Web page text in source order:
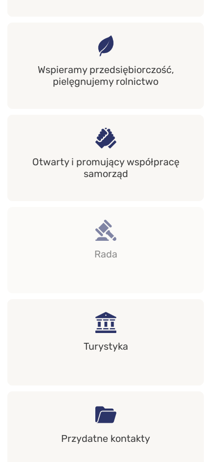
Wspieramy przedsiębiorczość,
pielęgnujemy rolnictwo
Otwarty i promujący współpracę
samorząd
Rada
Turystyka
Przydatne kontakty